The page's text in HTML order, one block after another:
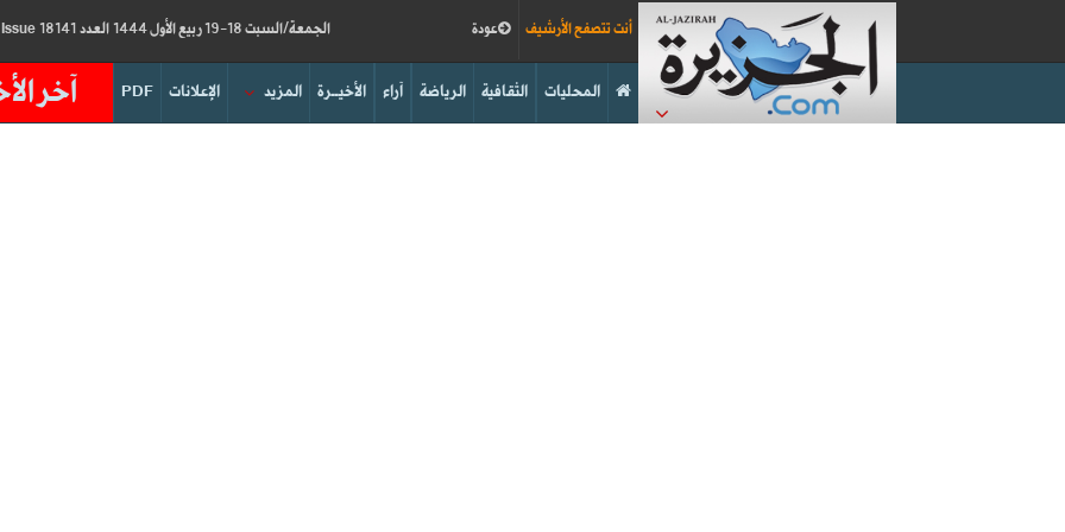
الجمعة/السبت 18-19 ربيع الأول 1444 العدد 18141 عودة أنت تتصفح الأرشيف
آخر PDF الإعلانات المزيد الأخيــرة آراء الرياضة الثقافية المحليات